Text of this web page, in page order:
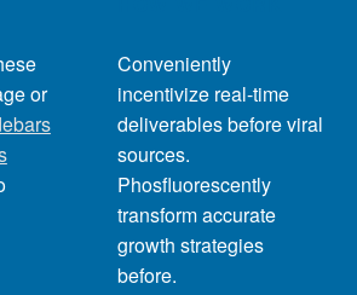
or
Conveniently
incentivize real-time
deliverables before viral
sources.
Phosfluorescently
transform accurate
growth strategies
before.